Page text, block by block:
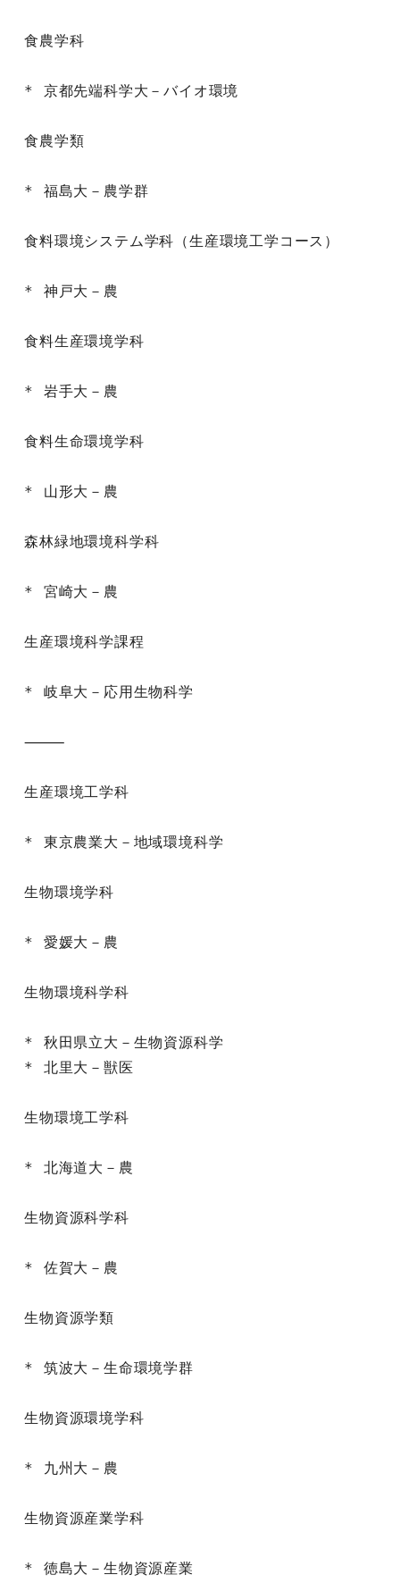
食農学科
* 京都先端科学大－バイオ環境
食農学類
* 福島大－農学群
食料環境システム学科（生産環境工学コース）
* 神戸大－農
食料生産環境学科
* 岩手大－農
食料生命環境学科
* 山形大－農
森林緑地環境科学科
* 宮崎大－農
生産環境科学課程
* 岐阜大－応用生物科学
⸻
生産環境工学科
* 東京農業大－地域環境科学
生物環境学科
* 愛媛大－農
生物環境科学科
* 秋田県立大－生物資源科学
* 北里大－獣医
生物環境工学科
* 北海道大－農
生物資源科学科
* 佐賀大－農
生物資源学類
* 筑波大－生命環境学群
生物資源環境学科
* 九州大－農
生物資源産業学科
* 徳島大－生物資源産業